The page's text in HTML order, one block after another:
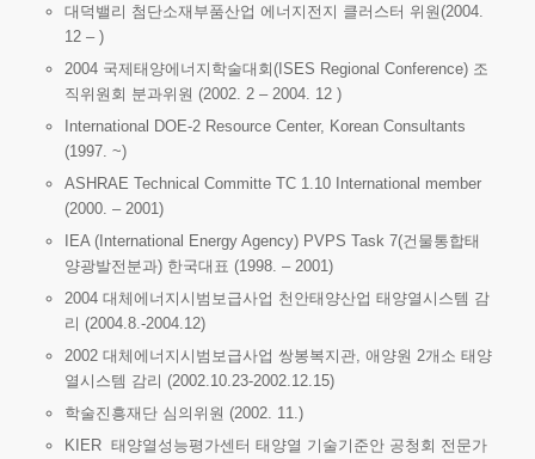
대덕밸리 첨단소재부품산업 에너지전지 클러스터 위원(2004.
12 – )
2004 국제태양에너지학술대회(ISES Regional Conference) 조
직위원회 분과위원 (2002. 2 – 2004. 12 )
International DOE-2 Resource Center, Korean Consultants
(1997. ~)
ASHRAE Technical Committe TC 1.10 International member
(2000. – 2001)
IEA (International Energy Agency) PVPS Task 7(건물통합태
양광발전분과) 한국대표 (1998. – 2001)
2004 대체에너지시범보급사업 천안태양산업 태양열시스템 감
리 (2004.8.-2004.12)
2002 대체에너지시범보급사업 쌍봉복지관, 애양원 2개소 태양
열시스템 감리 (2002.10.23-2002.12.15)
학술진흥재단 심의위원 (2002. 11.)
KIER 태양열성능평가센터 태양열 기술기준안 공청회 전문가